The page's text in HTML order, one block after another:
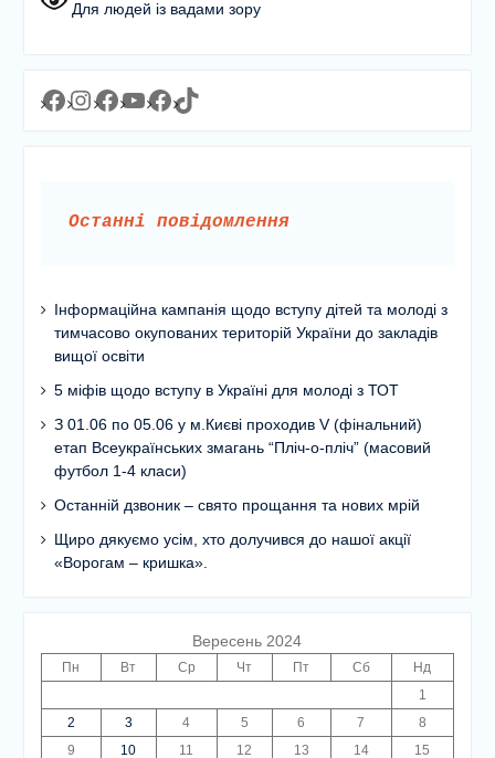
Instagram
Facebook
YouTube
Facebook
https://www.tiktok.com/@lyceum1man?_t=8YJMx0RJgIf&_r=1
Інформаційна кампанія щодо вступу дітей та молоді з
тимчасово окупованих територій України до закладів
вищої освіти
5 міфів щодо вступу в Україні для молоді з ТОТ
З 01.06 по 05.06 у м.Києві проходив V (фінальний)
етап Всеукраїнських змагань “Пліч-о-пліч” (масовий
футбол 1-4 класи)
Останній дзвоник – свято прощання та нових мрій
Щиро дякуємо усім, хто долучився до нашої акції
Вересень 2024
Нд
1
2
3 4 5 6 7
8